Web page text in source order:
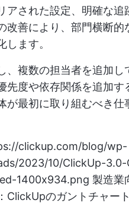
アされた設定、明確な追
改善により、部門横断的
します。
、複数の担当者を追加し
先度や依存関係を追加す
が最初に取り組むべき仕
clickup.com/blog/wp-
2023/10/ClickUp-
1400x934.png 製造業
ClickUpのガントチャー